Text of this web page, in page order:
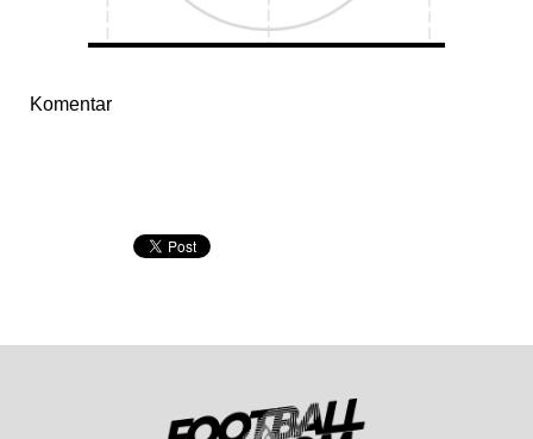
Komentar